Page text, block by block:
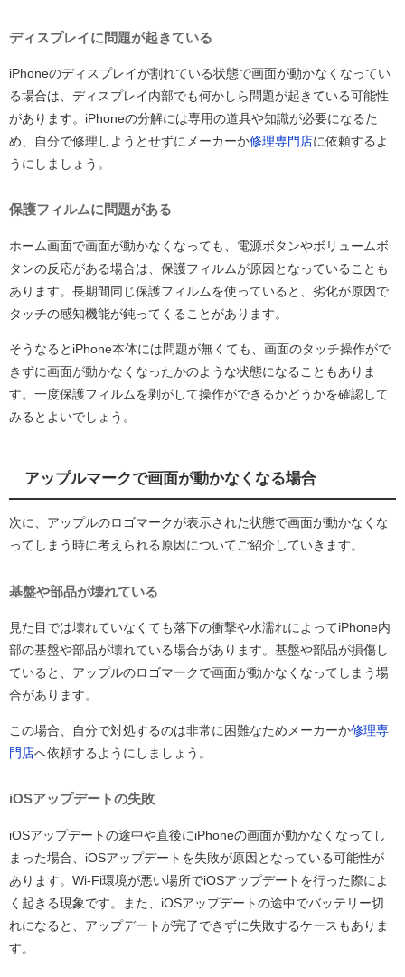
ディスプレイに問題が起きている
iPhoneのディスプレイが割れている状態で画面が動かなくなってい
る場合は、ディスプレイ内部でも何かしら問題が起きている可能性
があります。iPhoneの分解には専用の道具や知識が必要になるた
め、自分で修理しようとせずにメーカーか修理専門店に依頼するよ
うにしましょう。
保護フィルムに問題がある
ホーム画面で画面が動かなくなっても、電源ボタンやボリュームボ
タンの反応がある場合は、保護フィルムが原因となっていることも
あります。長期間同じ保護フィルムを使っていると、劣化が原因で
タッチの感知機能が鈍ってくることがあります。
そうなるとiPhone本体には問題が無くても、画面のタッチ操作がで
きずに画面が動かなくなったかのような状態になることもありま
す。一度保護フィルムを剥がして操作ができるかどうかを確認して
みるとよいでしょう。
アップルマークで画面が動かなくなる場合
次に、アップルのロゴマークが表示された状態で画面が動かなくな
ってしまう時に考えられる原因についてご紹介していきます。
基盤や部品が壊れている
見た目では壊れていなくても落下の衝撃や水濡れによってiPhone内
部の基盤や部品が壊れている場合があります。基盤や部品が損傷し
ていると、アップルのロゴマークで画面が動かなくなってしまう場
合があります。
この場合、自分で対処するのは非常に困難なためメーカーか修理専
門店へ依頼するようにしましょう。
iOSアップデートの失敗
iOSアップデートの途中や直後にiPhoneの画面が動かなくなってし
まった場合、iOSアップデートを失敗が原因となっている可能性が
あります。Wi-Fi環境が悪い場所でiOSアップデートを行った際によ
く起きる現象です。また、iOSアップデートの途中でバッテリー切
れになると、アップデートが完了できずに失敗するケースもありま
す。